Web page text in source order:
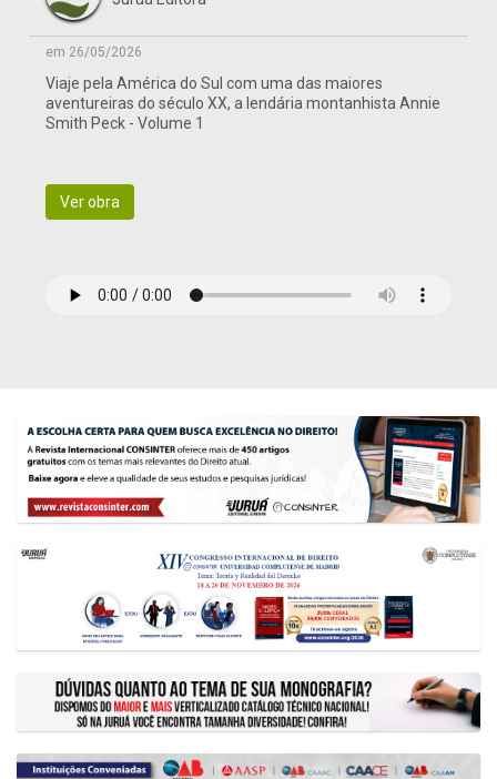
em 26/05/2026
Viaje pela América do Sul com uma das maiores
aventureiras do século XX, a lendária montanhista Annie
Smith Peck - Volume 1
Ver obra